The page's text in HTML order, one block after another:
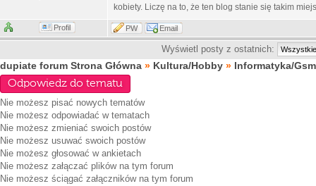
kobiety. Liczę na to, że ten blog stanie się takim
Profil PW Email
Wyświetl posty z ostatnich:
dupiate forum Strona Główna » Kultura/Hobby » Informatyka/Gsm
Odpowiedz do tematu
Nie możesz pisać nowych tematów
Nie możesz odpowiadać w tematach
Nie możesz zmieniać swoich postów
Nie możesz usuwać swoich postów
Nie możesz głosować w ankietach
Nie możesz załączać plików na tym forum
Nie możesz ściągać załączników na tym forum